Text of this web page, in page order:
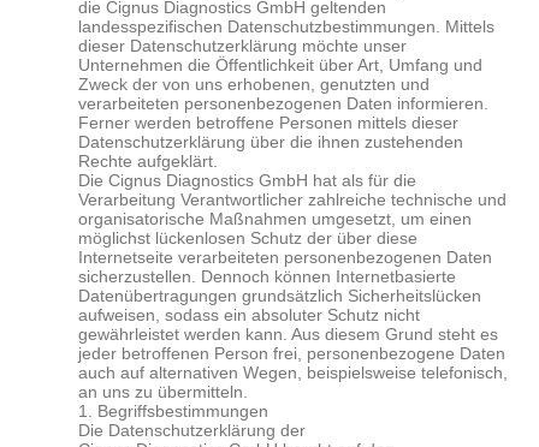
die Cignus Diagnostics GmbH geltenden
landesspezifischen Datenschutzbestimmungen. Mittels
dieser Datenschutzerklärung möchte unser
Unternehmen die Öffentlichkeit über Art, Umfang und
Zweck der von uns erhobenen, genutzten und
verarbeiteten personenbezogenen Daten informieren.
Ferner werden betroffene Personen mittels dieser
Datenschutzerklärung über die ihnen zustehenden
Rechte aufgeklärt.
Die Cignus Diagnostics GmbH hat als für die
Verarbeitung Verantwortlicher zahlreiche technische und
organisatorische Maßnahmen umgesetzt, um einen
möglichst lückenlosen Schutz der über diese
Internetseite verarbeiteten personenbezogenen Daten
sicherzustellen. Dennoch können Internetbasierte
Datenübertragungen grundsätzlich Sicherheitslücken
aufweisen, sodass ein absoluter Schutz nicht
gewährleistet werden kann. Aus diesem Grund steht es
jeder betroffenen Person frei, personenbezogene Daten
auch auf alternativen Wegen, beispielsweise telefonisch,
an uns zu übermitteln.
1. Begriffsbestimmungen
Die Datenschutzerklärung der